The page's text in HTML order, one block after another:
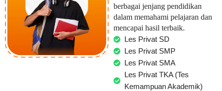
berbagai jenjang pendidikan
dalam memahami pelajaran dan
mencapai hasil terbaik.
Les Privat SD
Les Privat SMP
Les Privat SMA
Les Privat TKA (Tes
Kemampuan Akademik)